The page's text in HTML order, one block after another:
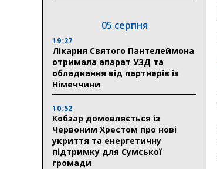
05 серпня
19:27
Лікарня Святого Пантелеймона
отримала апарат УЗД та
обладнання від партнерів із
Німеччини
10:52
Кобзар домовляється із
Червоним Хрестом про нові
укриття та енергетичну
підтримку для Сумської
громади